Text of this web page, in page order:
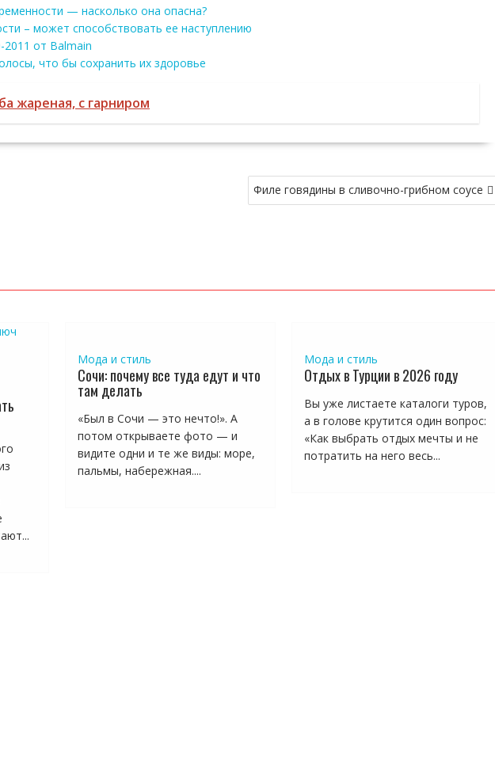
— насколько она опасна?
– может способствовать ее наступлению
от Balmain
что бы сохранить их здоровье
жареная, с гарниром
Филе говядины в сливочно-грибном соусе
Мода и стиль
Сочи: почему все туда едут и что
там делать
«Был в Сочи — это нечто!». А
потом открываете фото — и
видите одни и те же виды: море,
пальмы, набережная....
Мода и стиль
Отдых в Турции в 2026 году
Вы уже листаете каталоги туров,
а в голове крутится один вопрос:
«Как выбрать отдых мечты и не
потратить на него весь...